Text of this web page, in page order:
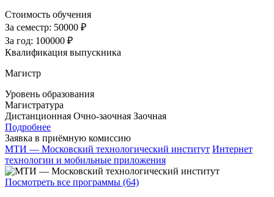
Стоимость обучения
За семестр: 50000 ₽
За год: 100000 ₽
Квалификация выпускника
Магистр
Уровень образования
Магистратура
Дистанционная Очно-заочная Заочная
Подробнее
Заявка в приёмную комиссию
МТИ — Московский технологический институт Интернет
технологии и мобильные приложения
Посмотреть все программы (64)